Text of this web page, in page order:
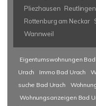
Pliezhausen Reutlingen
Rottenburg am Neckar
Wannweil
Eigentumswohnungen Bad
Urach
Immo Bad Urach
suche Bad Urach
Wohnungsanzeigen Bad